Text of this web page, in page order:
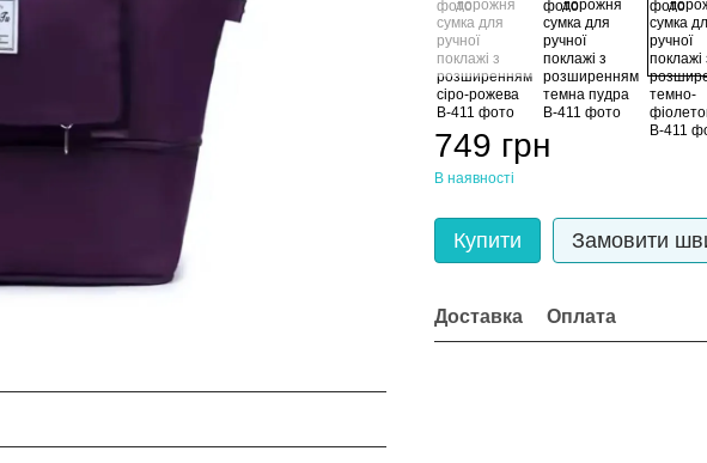
749 грн
В наявності
Купити Замовити
Доставка Оплата